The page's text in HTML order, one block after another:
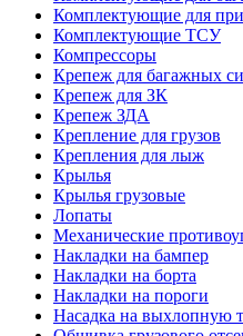
Комплектующие для
Комплектующие ТСУ
Компрессоры
Крепеж для багажных
Крепеж для ЗК
Крепеж ЗДА
Крепление для грузов
Крепления для лыж
Крылья
Крылья грузовые
Лопаты
Механические
Накладки на бампер
Накладки на борта
Накладки на пороги
Насадка на выхлопную